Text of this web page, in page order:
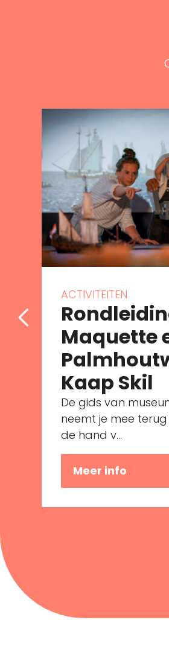
ACTIVITEITEN
Maquette
Kaap Skil
De gids van
neemt je mee
de hand v...
Meer info